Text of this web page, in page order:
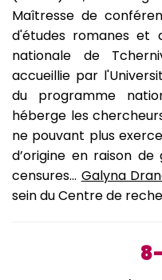
Maîtresse de
d'études romanes et
nationale de
accueillie par
du programme
héberge les
ne pouvant plus
d’origine en raison
censures... Galyna
sein du Centre de